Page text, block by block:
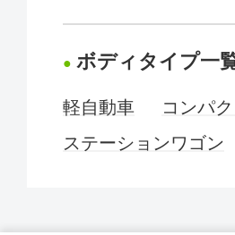
ボディタイプ一
軽自動車 コンパ
ステーションワゴン